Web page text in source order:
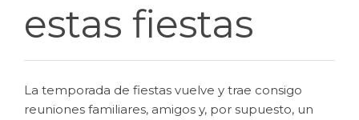
estas fiestas
La temporada de fiestas vuelve y trae consigo
reuniones familiares, amigos y, por supuesto, un